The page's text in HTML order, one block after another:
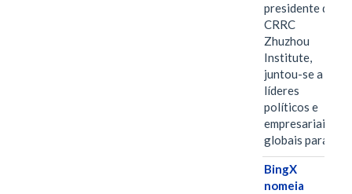
presidente do
CRRC
Zhuzhou
Institute,
juntou-se a
líderes
políticos e
empresariais
globais para…
BingX
nomeia